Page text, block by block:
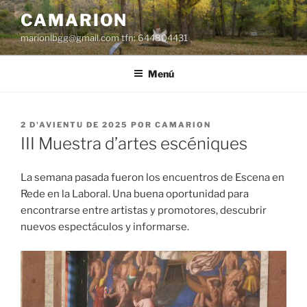
Dir
al
conteníu
CAMARION
marionlbgg@gmail.com tfn: 644804431
Menú
ESPUBLIZÁU
EN
2 D'AVIENTU DE 2025 POR CAMARION
III Muestra d’artes escéniques
La semana pasada fueron los encuentros de Escena en
Rede en la Laboral. Una buena oportunidad para
encontrarse entre artistas y promotores, descubrir
nuevos espectáculos y informarse.